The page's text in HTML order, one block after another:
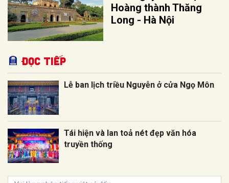
Hoàng thành Thăng
Long - Hà Nội
Đọc tiếp
Lễ ban lịch triều Nguyễn ở cửa Ngọ Môn
Tái hiện và lan toả nét đẹp văn hóa
truyền thống